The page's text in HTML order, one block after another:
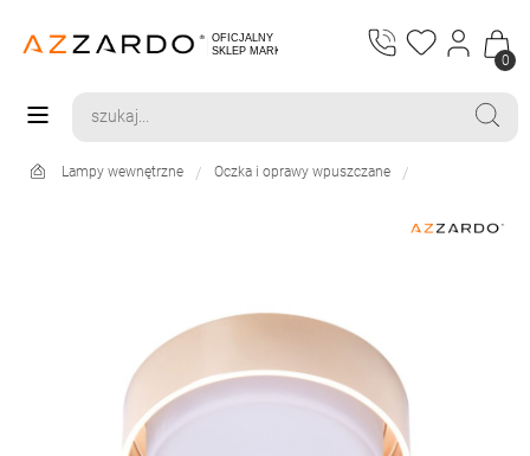
0
Lampy wewnętrzne Oczka i oprawy wpuszczane